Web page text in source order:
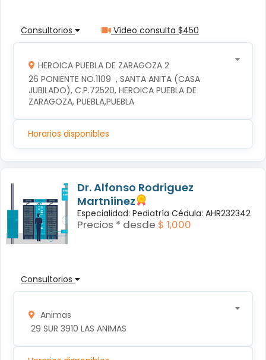
Consultorios Vídeo consulta $450
HEROICA PUEBLA DE ZARAGOZA 2
26 PONIENTE NO.1109  , SANTA ANITA (CASA
JUBILADO), C.P.72520, HEROICA PUEBLA DE
ZARAGOZA, PUEBLA,PUEBLA
Horarios disponibles
Dr. Alfonso Rodriguez
Martniinez
Especialidad: Pediatría Cédula: AHR232342
Precios * desde $ 1,000
Consultorios
Animas
29 SUR 3910 LAS ANIMAS